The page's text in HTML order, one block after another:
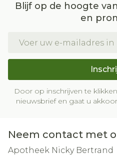
Blijf op de hoogte
en
Door op inschrijven te
nieuwsbrief en gaat u
Neem contact met
Apotheek Nicky Bertrand